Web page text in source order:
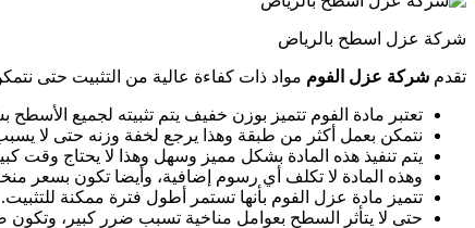
شركة عزل اسطح بالرياض
تقدم شركة عزل الفوم مواد ذات كفاءة عالية من التثبيت حتى
تعتبر مادة الفوم تتميز بوزن خفيف يتم تثبيته لجميع
نتمكن بعمل أكثر من طبقة وهذا يرجع لخفة وزنه حتى لا
يتم تنفيذ هذه المادة بشكل مميز وسهل وهذا لا يحتاج وقت
وهذه المادة لا تكلف أي رسوم إضافية، وأيضا تكون بسعر
تتميز مادة عزل الفوم بأنها تستمر أطول فترة ممكنة للتثبيت.
حتى لا يتأثر السطح بعوامل مناخية تسبب ضرر كبير، وتكون